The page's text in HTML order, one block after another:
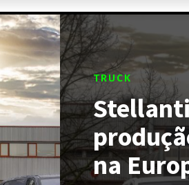
TRUCK
na